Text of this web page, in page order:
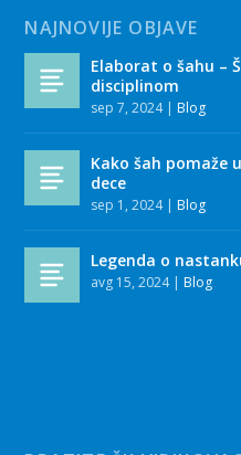
NAJNOVIJE OBJAVE
Elaborat o šahu –
disciplinom
sep 7, 2024| Blog
Kako šah pomaže
dece
sep 1, 2024| Blog
Legenda o
avg 15, 2024| Blog